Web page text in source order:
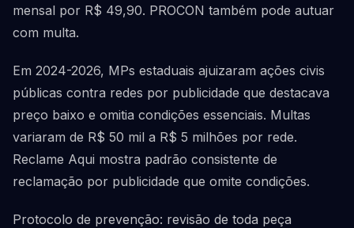
mensal por R$ 49,90. PROCON também pode autuar
com multa.
Em 2024-2026, MPs estaduais ajuizaram ações civis
públicas contra redes por publicidade que destacava
preço baixo e omitia condições essenciais. Multas
variaram de R$ 50 mil a R$ 5 milhões por rede.
Reclame Aqui mostra padrão consistente de
reclamação por publicidade que omite condições.
Protocolo de prevenção: revisão de toda peça